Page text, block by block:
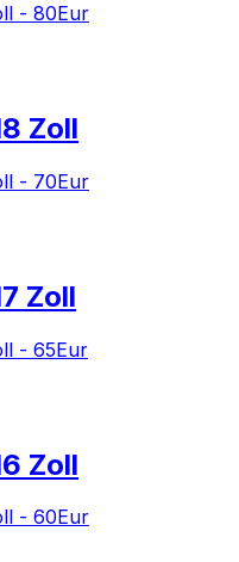
- 80Eur
Zoll
- 70Eur
Zoll
- 65Eur
Zoll
- 60Eur